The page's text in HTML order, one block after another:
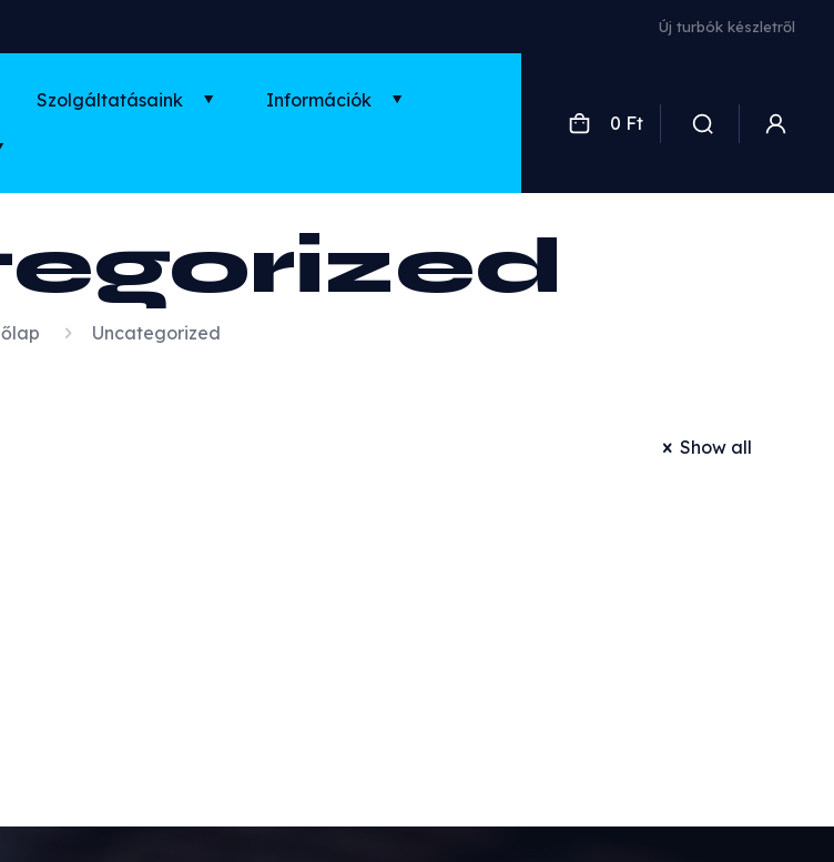
Új turbók készletről
Szolgáltatásaink Információk
0 Ft
Uncategorized
Show all